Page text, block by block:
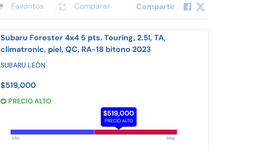
Favoritos Comparar Compartir
Subaru Forester 4x4 5 pts. Touring, 2.5l, TA,
climatronic, piel, QC, RA-18 bitono 2023
SUBARU LEÓN
$519,000
PRECIO ALTO
$519,000
PRECIO ALTO
Min Max